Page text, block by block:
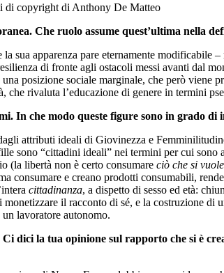
di copyright di Anthony De Matteo
Che ruolo assume quest’ultima nella
sua apparenza pare eternamente modificabile
di fronte agli ostacoli messi avanti dal
posizione sociale marginale, che però viene
che rivaluta l’educazione di genere in termini
In che modo queste figure sono in grado di
attributi ideali di Giovinezza e
sono “cittadini ideali” nei termini per cui
(la libertà non è certo consumare ciò che si vuole
consumare e creano prodotti consumabili,
cittadinanza, a dispetto di sesso ed età:
il racconto di sé, e la costruzione
lavoratore autonomo.
dici la tua opinione sul rapporto che si è